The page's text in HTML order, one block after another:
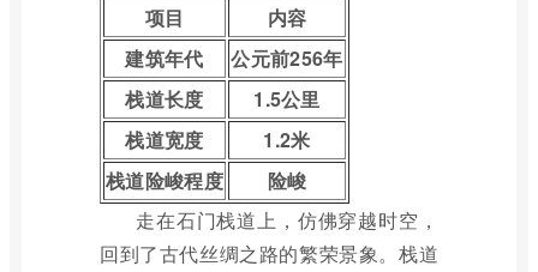
项目
内容
建筑年代
公元前256年
栈道长度
1.5公里
栈道宽度
1.2米
栈道险峻程度
险峻
走在石门栈道上，仿佛穿越时空，
回到了古代丝绸之路的繁荣景象。栈道